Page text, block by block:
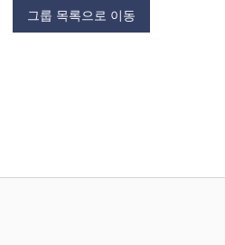
그룹 목록으로 이동